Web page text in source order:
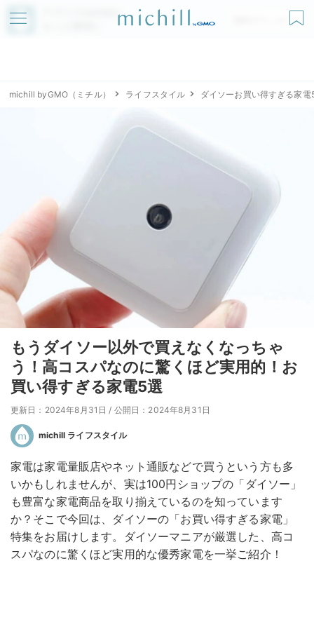
アプリでmichillが
無料ダウンロード
michill byGMO（ミチル） ライフスタイル ダイソーお買い得すぎる家電
もうダイソー以外で買えなくなっちゃ
う！高コスパなのに驚くほど実用的！お
買い得すぎる家電5選
更新日：2024年8月31日 / 公開日：2024年8月31日
michill ライフスタイル
家電は家電量販店やネット通販などで買うという方も多
いかもしれませんが、実は100円ショップの「ダイソー」
も豊富な家電商品を取り揃えているのを知っています
か？そこで今回は、ダイソーの「お買い得すぎる家電」
特集をお届けします。ダイソーマニアが厳選した、高コ
スパなのに驚くほど実用的な優秀家電を一挙ご紹介！